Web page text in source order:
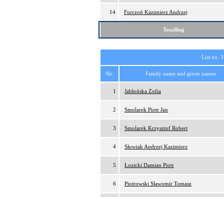
14 Furczoń Kazimierz Andrzej
Totalling
List no.
No. Family name and given names
1 Jabłońska Zofia
2 Smolarek Piotr Jan
3 Smolarek Krzysztof Robert
4 Słowiak Andrzej Kazimierz
5 Łozicki Damian Piotr
6 Piotrowski Sławomir Tomasz